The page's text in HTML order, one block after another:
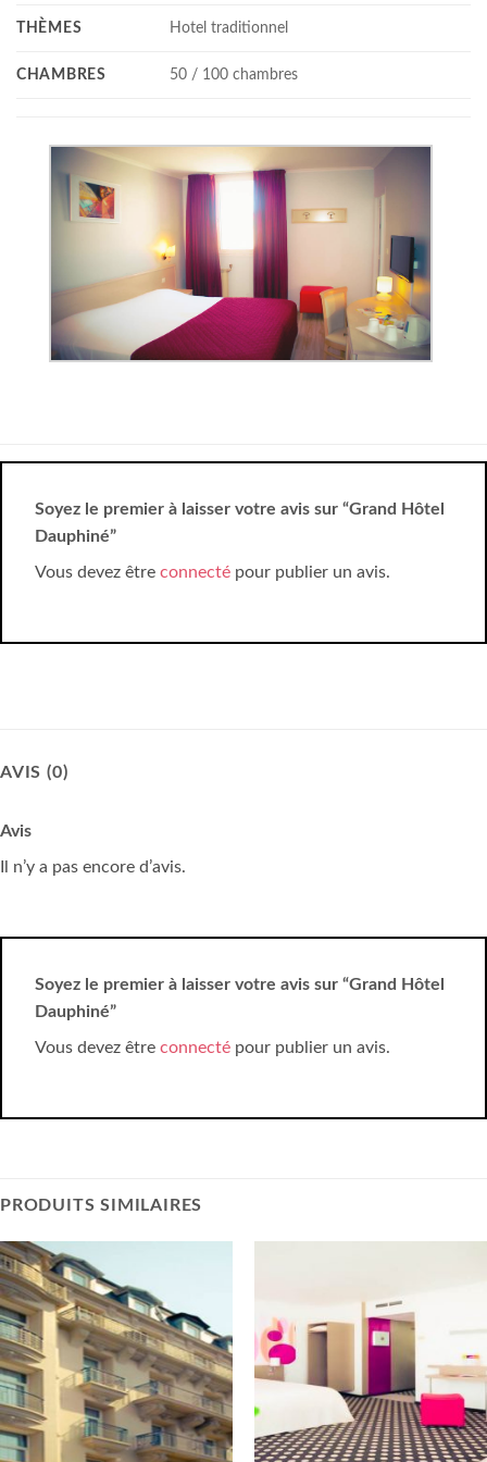
THÈMES Hotel traditionnel
CHAMBRES 50 / 100 chambres
Soyez le premier à laisser votre avis sur “Grand Hôtel
Dauphiné”
Vous devez être connecté pour publier un avis.
AVIS (0)
Avis
Il n’y a pas encore d’avis.
Soyez le premier à laisser votre avis sur “Grand Hôtel
Dauphiné”
Vous devez être connecté pour publier un avis.
PRODUITS SIMILAIRES